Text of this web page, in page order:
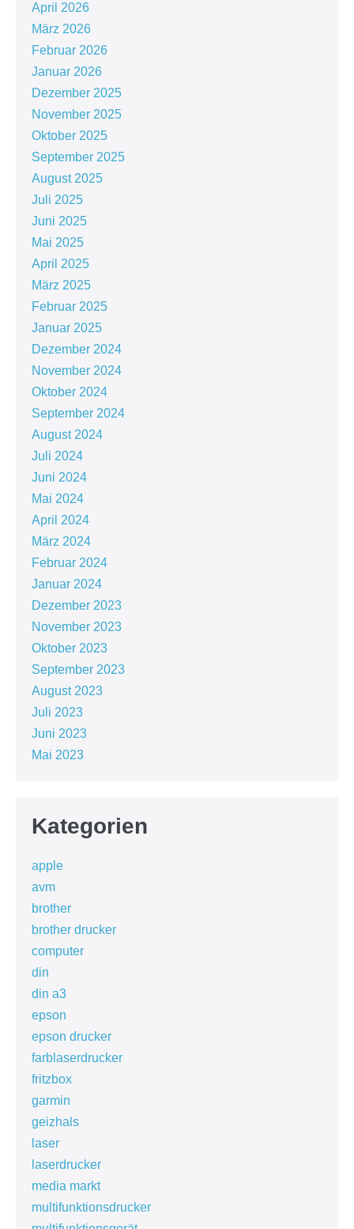
April 2026
März 2026
Februar 2026
Januar 2026
Dezember 2025
November 2025
Oktober 2025
September 2025
August 2025
Juli 2025
Juni 2025
Mai 2025
April 2025
März 2025
Februar 2025
Januar 2025
Dezember 2024
November 2024
Oktober 2024
September 2024
August 2024
Juli 2024
Juni 2024
Mai 2024
April 2024
März 2024
Februar 2024
Januar 2024
Dezember 2023
November 2023
Oktober 2023
September 2023
August 2023
Juli 2023
Juni 2023
Mai 2023
Kategorien
apple
avm
brother
brother drucker
computer
din
din a3
epson
epson drucker
farblaserdrucker
fritzbox
garmin
geizhals
laser
laserdrucker
media markt
multifunktionsdrucker